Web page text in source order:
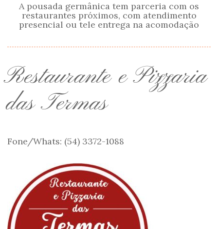
A pousada germânica tem parceria com os
restaurantes próximos, com atendimento
presencial ou tele entrega na acomodação
Restaurante e Pizzaria
das Termas
Fone/Whats: (54) 3372-1088